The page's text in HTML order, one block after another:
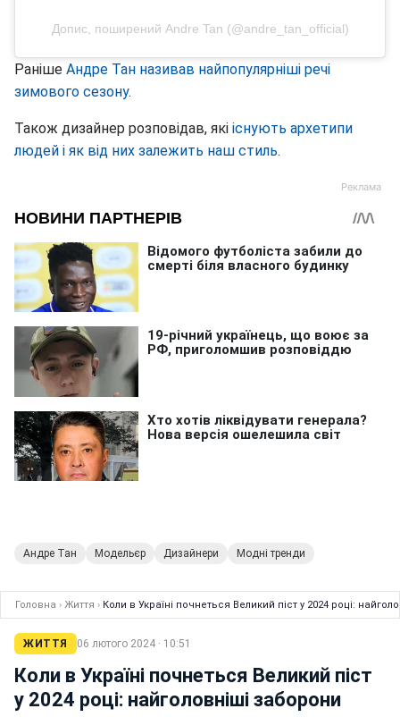
Допис, поширений Andre Tan (@andre_tan_official)
Раніше Андре Тан називав найпопулярніші речі
зимового сезону.
Також дизайнер розповідав, які існують архетипи
людей і як від них залежить наш стиль.
Андре Тан Модельєр Дизайнери Модні тренди
Головна › Життя › Коли в Україні почнеться Великий піст у 2024 році:
ЖИТТЯ 06 лютого 2024 · 10:51
Коли в Україні почнеться Великий піст
у 2024 році: найголовніші заборони